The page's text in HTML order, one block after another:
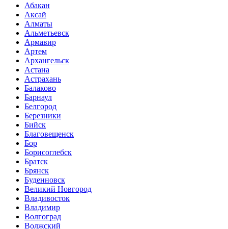
Абакан
Аксай
Алматы
Альметьевск
Армавир
Артем
Архангельск
Астана
Астрахань
Балаково
Барнаул
Белгород
Березники
Бийск
Благовещенск
Бор
Борисоглебск
Братск
Брянск
Буденновск
Великий Новгород
Владивосток
Владимир
Волгоград
Волжский